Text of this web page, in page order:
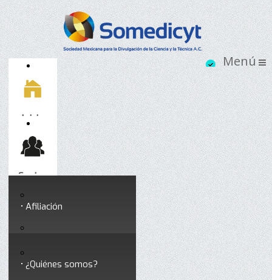
Inicio
Socios
Afiliación
Testimonios
Somedicyt
¿Quiénes somos?